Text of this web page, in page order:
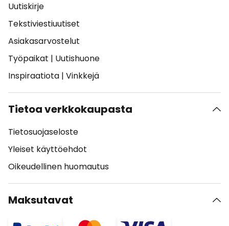
Uutiskirje
Tekstiviestiuutiset
Asiakasarvostelut
Työpaikat | Uutishuone
Inspiraatiota | Vinkkejä
Tietoa verkkokaupasta
Tietosuojaseloste
Yleiset käyttöehdot
Oikeudellinen huomautus
Maksutavat